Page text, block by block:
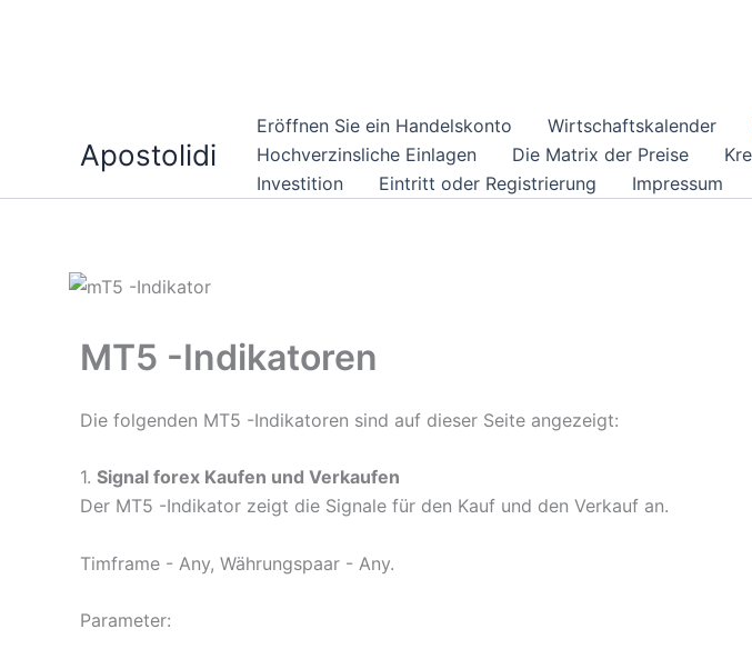
Apostolidi
Eröffnen Sie ein Handelskonto Wirtschaftskalender
Hochverzinsliche Einlagen
Die Matrix der Preise
Investition
Eintritt oder Registrierung Impressum
MT5 -Indikatoren
Die folgenden MT5 -Indikatoren sind auf dieser Seite angezeigt:
1. Signal forex Kaufen und Verkaufen
Der MT5 -Indikator zeigt die Signale für den Kauf und den Verkauf an.
Timframe - Any, Währungspaar - Any.
Parameter: